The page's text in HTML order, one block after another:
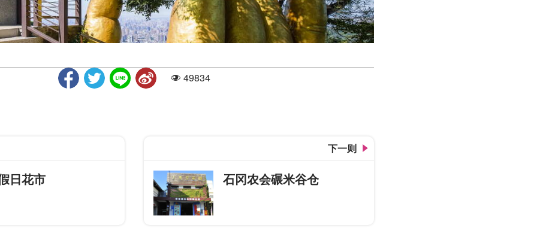
人气49834
日花市
下一则
石冈农会碾米谷仓